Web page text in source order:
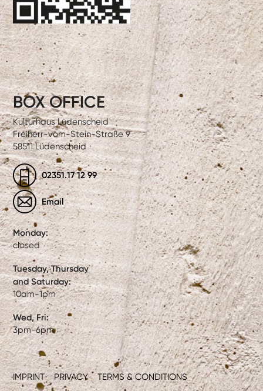
IMPRINT PRIVACY TERMS & CONDITIONS
BOX OFFICE
Kulturhaus Lüdenscheid
Freiherr-vom-Stein-Straße 9
58511 Lüdenscheid
02351.17 12 99
Email
Monday:
closed
Tuesday, Thursday
and Saturday:
10am-1pm
Wed, Fri:
3pm-6pm